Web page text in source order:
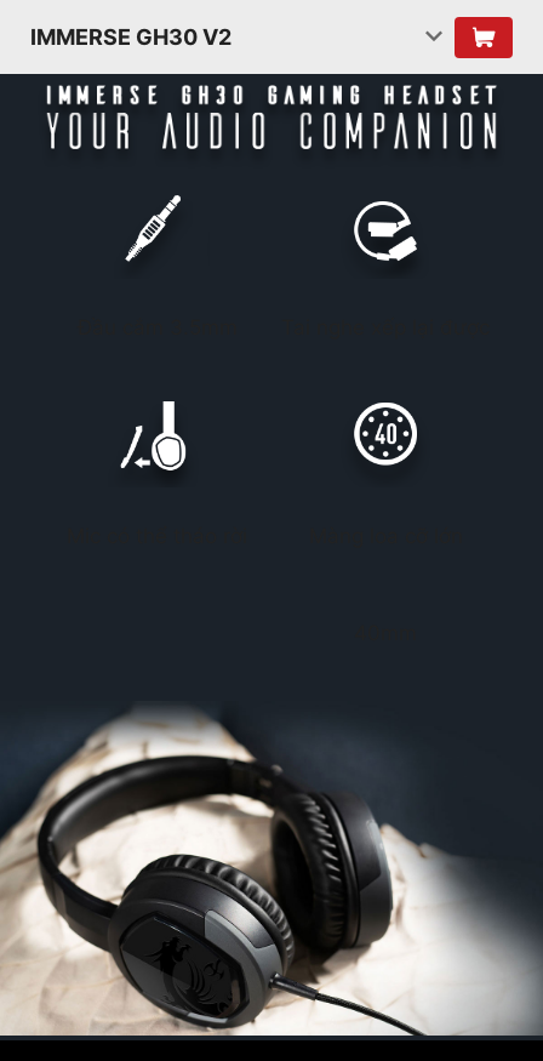
IMMERSE GH30 V2